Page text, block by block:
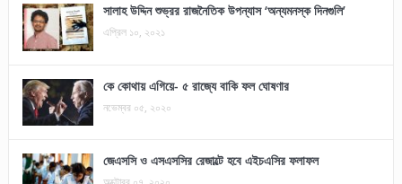
সালাহ উদ্দিন শুভ্রর রাজনৈতিক উপন্যাস ‘অন্যমনস্ক দিনগুলি’
এপ্রিল ১০, ২০২১
কে কোথায় এগিয়ে- ৫ রাজ্যে বাকি ফল ঘোষণার
নভেম্বর ০৫, ২০২০
জেএসসি ও এসএসসির রেজাল্টে হবে এইচএসির ফলাফল